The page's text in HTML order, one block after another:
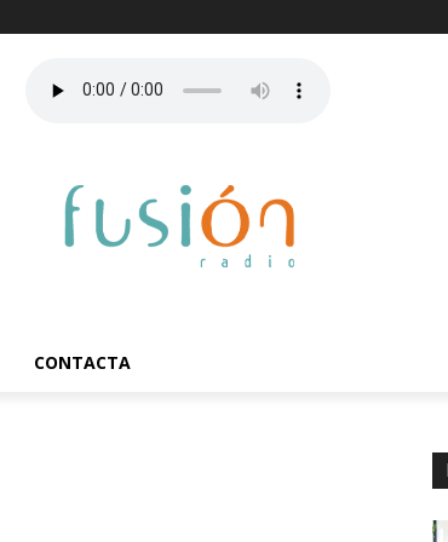
CONTACTA